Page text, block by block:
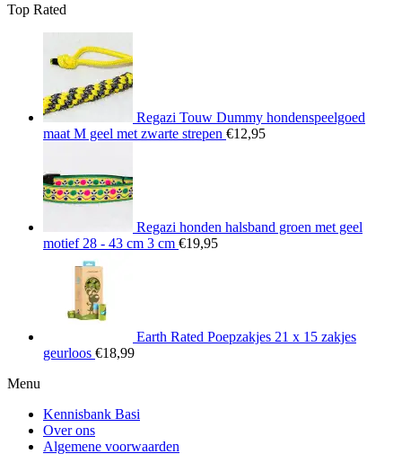
Top Rated
Regazi Touw Dummy hondenspeelgoed
maat M geel met zwarte strepen €12,95
Regazi honden halsband groen met geel
motief 28 - 43 cm 3 cm €19,95
Earth Rated Poepzakjes 21 x 15 zakjes
geurloos €18,99
Menu
Kennisbank Basi
Over ons
Algemene voorwaarden